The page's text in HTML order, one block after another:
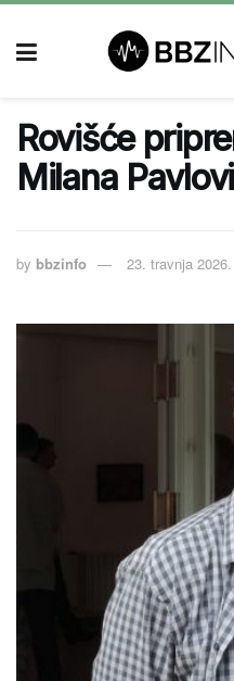
Rovišće
Milana
by bbzinfo 23. travnja 2026.